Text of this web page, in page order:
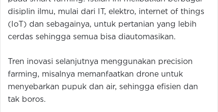
disiplin ilmu, mulai dari IT, elektro, internet of things
(IoT) dan sebagainya, untuk pertanian yang lebih
cerdas sehingga semua bisa diautomasikan.
Tren inovasi selanjutnya menggunakan precision
farming, misalnya memanfaatkan drone untuk
menyebarkan pupuk dan air, sehingga efisien dan
tak boros.